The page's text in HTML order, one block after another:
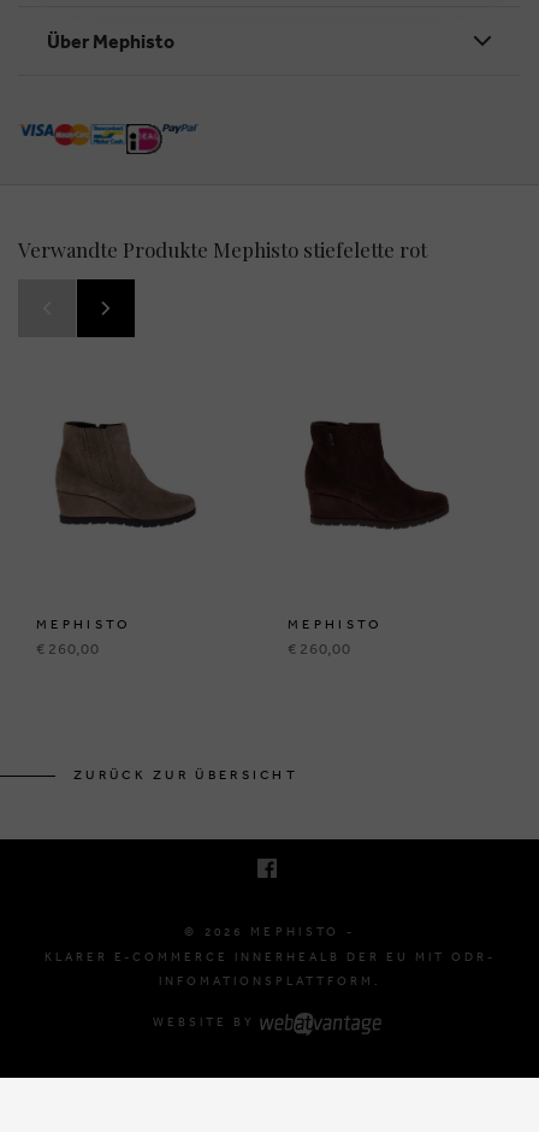
Über Mephisto
Verwandte Produkte Mephisto stiefelette rot
MEPHISTO
€ 260,00
MEPHISTO
€ 260,00
ZURÜCK ZUR ÜBERSICHT
© 2026 MEPHISTO -
KLARER E-COMMERCE INNERHEALB DER EU MIT ODR-
INFOMATIONSPLATTFORM.
WEBSITE BY